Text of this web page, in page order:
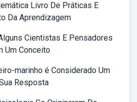
Livro De Práticas E
Da Aprendizagem
Cientistas E Pensadores
Um Conceito
marinho é Considerado Um
Resposta